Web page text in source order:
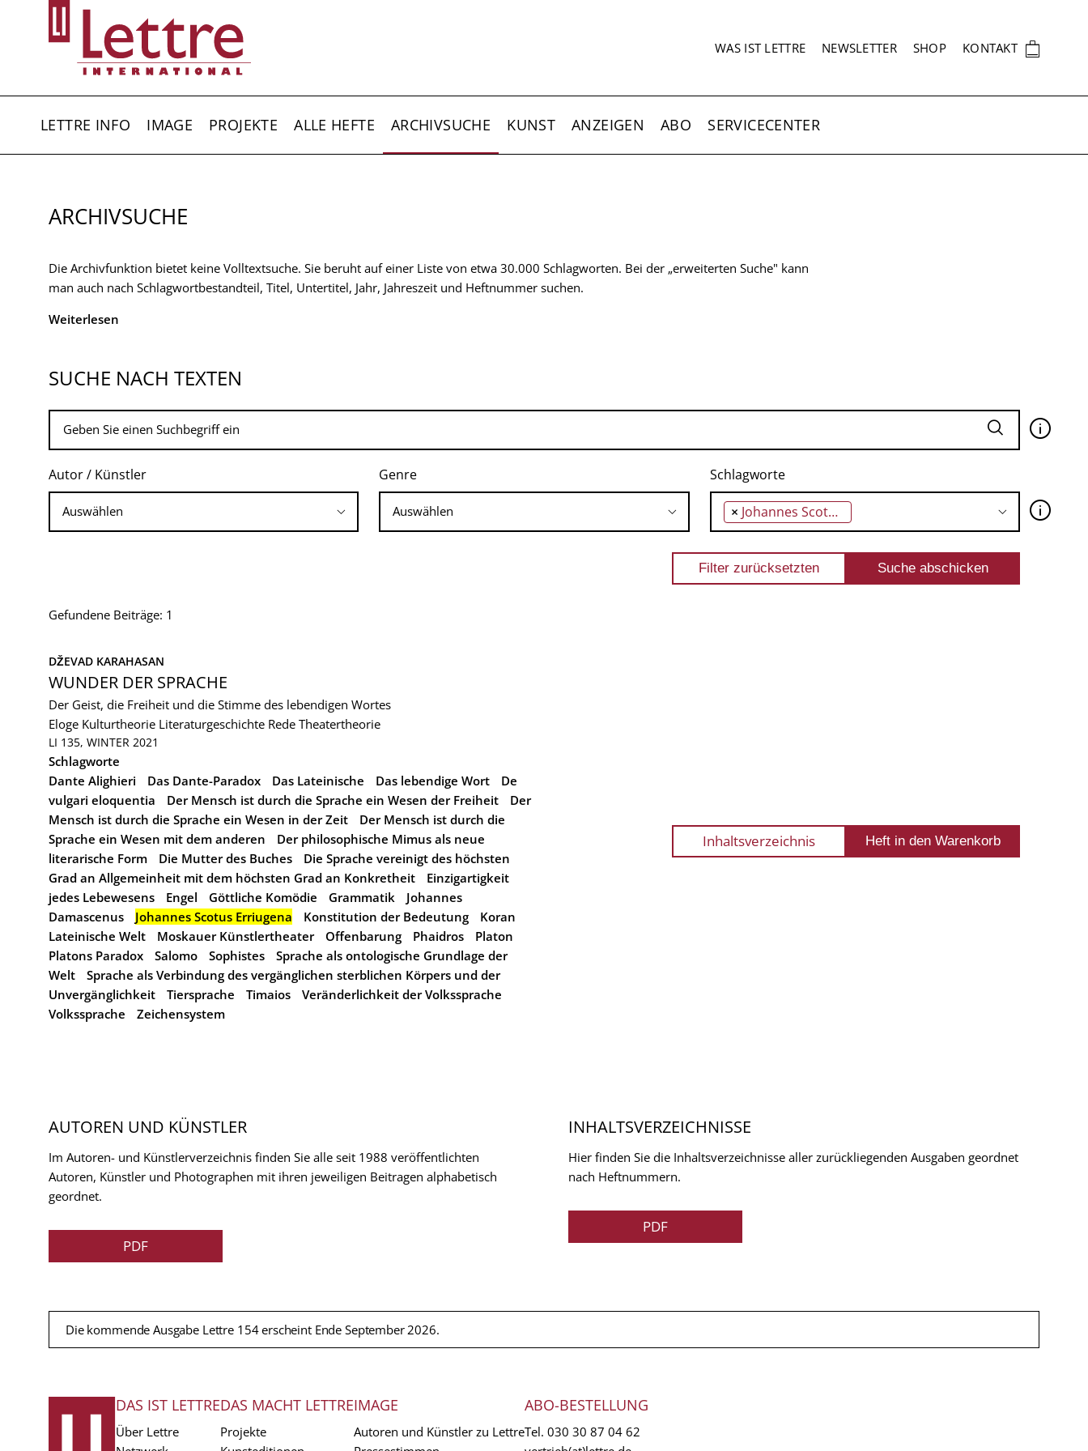
SEKUNDÄRNAVIGATION
WAS IST LETTRE NEWSLETTER SHOP KONTAKT 🛍
LETTRE INFO IMAGE PROJEKTE ALLE HEFTE ARCHIVSUCHE KUNST ANZEIGEN ABO SERVICECENTER
ARCHIVSUCHE
Die Archivfunktion bietet keine Volltextsuche. Sie beruht auf einer Liste von etwa 30.000 Schlagworten. Bei der „erweiterten Suche" kann
man auch nach Schlagwortbestandteil, Titel, Untertitel, Jahr, Jahreszeit und Heftnummer suchen.
Weiterlesen
SUCHE NACH TEXTEN
🛈
Autor / Künstler Genre Schlagworte
× Johannes Scotus Erriugena 🛈
Gefundene Beiträge: 1
DŽEVAD KARAHASAN
WUNDER DER SPRACHE
Der Geist, die Freiheit und die Stimme des lebendigen Wortes
Eloge Kulturtheorie Literaturgeschichte Rede Theatertheorie
LI 135, WINTER 2021
Schlagworte
Dante Alighieri
Das Dante-Paradox Das Lateinische Das lebendige Wort
De
vulgari eloquentia
Der Mensch ist durch die Sprache ein Wesen der Freiheit
Der
Mensch ist durch die Sprache ein Wesen in der Zeit
Der Mensch ist durch die
Sprache ein Wesen mit dem anderen
Der philosophische Mimus als neue
literarische Form
Die Mutter des Buches
Die Sprache vereinigt des höchsten
Grad an Allgemeinheit mit dem höchsten Grad an Konkretheit
Einzigartigkeit
jedes Lebewesens
Engel Göttliche Komödie Grammatik
Johannes
Damascenus
Johannes Scotus Erriugena Konstitution der Bedeutung
Koran
Lateinische Welt
Moskauer Künstlertheater Offenbarung Phaidros
Platon
Platons Paradox
Salomo Sophistes
Sprache als ontologische Grundlage der
Welt
Sprache als Verbindung des vergänglichen sterblichen Körpers und der
Unvergänglichkeit
Tiersprache Timaios
Veränderlichkeit der Volkssprache
Volkssprache
Zeichensystem
Inhaltsverzeichnis
AUTOREN UND KÜNSTLER
Im Autoren- und Künstlerverzeichnis finden Sie alle seit 1988 veröffentlichten
Autoren, Künstler und Photographen mit ihren jeweiligen Beitragen alphabetisch
geordnet.
PDF
INHALTSVERZEICHNISSE
Hier finden Sie die Inhaltsverzeichnisse aller zurückliegenden Ausgaben geordnet
nach Heftnummern.
PDF
Die kommende Ausgabe Lettre 154 erscheint Ende September 2026.
FUSSZEILE
DAS IST LETTRE
Über Lettre
DAS MACHT LETTRE
Projekte
IMAGE
Autoren und Künstler zu Lettre
ABO-BESTELLUNG
Tel. 030 30 87 04 62